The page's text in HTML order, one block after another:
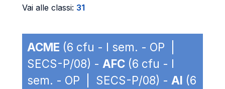
Vai alle classi: 31
ACME (6 cfu - I sem. - OP |
SECS-P/08) - AFC (6 cfu - I
sem. - OP | SECS-P/08) - AI (6